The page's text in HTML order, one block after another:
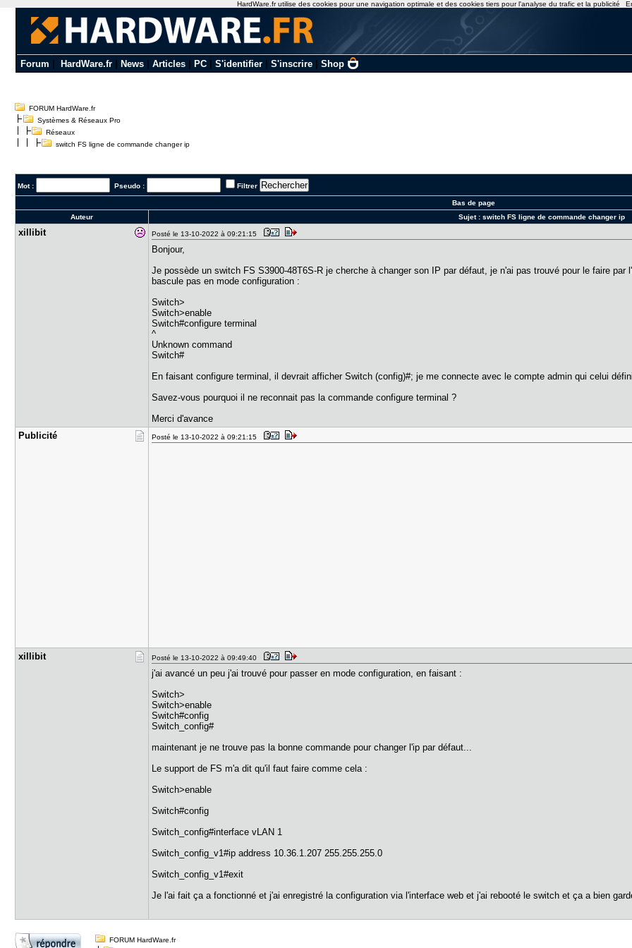
Forum HardWare.fr| News| Articles| PC| S'identifier| S'inscrire| Shop
FORUM HardWare.fr
Systèmes & Réseaux Pro
Réseaux
switch FS ligne de commande changer ip
Mot : Pseudo : Filtrer
Bas de page
Auteur
Sujet : switch FS ligne de commande changer ip
xillibit Posté le 13-10-2022 à 09:21:15
Bonjour,
Je possède un switch FS S3900-48T6S-R je cherche à changer son IP par défaut, je n'ai pas trouvé pour le faire
bascule pas en mode configuration :
Switch>
Switch>enable
Switch#configure terminal
^
Unknown command
Switch#
En faisant configure terminal, il devrait afficher Switch (config)#; je me connecte avec le compte admin qui celui
Savez-vous pourquoi il ne reconnait pas la commande configure terminal ?
Merci d'avance
Publicité
Posté le 13-10-2022 à 09:21:15
xillibit Posté le 13-10-2022 à 09:49:40
j'ai avancé un peu j'ai trouvé pour passer en mode configuration, en faisant :
Switch>
Switch>enable
Switch#config
Switch_config#
maintenant je ne trouve pas la bonne commande pour changer l'ip par défaut...
Le support de FS m'a dit qu'il faut faire comme cela :
Switch>enable
Switch#config
Switch_config#interface vLAN 1
Switch_config_v1#ip address 10.36.1.207 255.255.255.0
Switch_config_v1#exit
Je l'ai fait ça a fonctionné et j'ai enregistré la configuration via l'interface web et j'ai rebooté le switch et ça a bien
FORUM HardWare.fr
HardWare.fr utilise des cookies pour une navigation optimale et des cookies tiers pour l'analyse du trafic et la publicité